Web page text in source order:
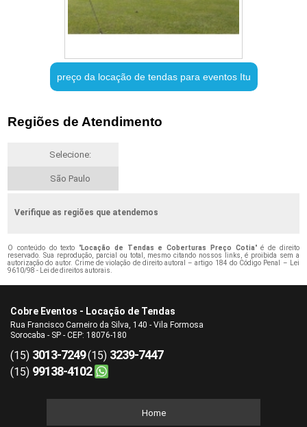
preço da locação de tendas para eventos Itu
Regiões de Atendimento
Selecione:
São Paulo
Verifique as regiões que atendemos
O conteúdo do texto "Locação de Tendas e Coberturas Preço Cotia" é de direito
reservado. Sua reprodução, parcial ou total, mesmo citando nossos links, é proibida sem a
autorização do autor. Crime de violação de direito autoral – artigo 184 do Código Penal – Lei
9610/98 - Lei de direitos autorais.
Cobre Eventos - Locação de Tendas
Rua Francisco Carneiro da Silva, 140 - Vila Formosa
Sorocaba - SP - CEP: 18076-180
(15) 3013-7249(15) 3239-7447
(15) 99138-4102
Home